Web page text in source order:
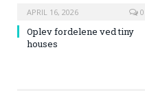
APRIL 16, 2026 0
Oplev fordelene ved tiny
houses